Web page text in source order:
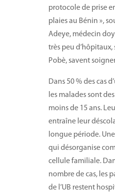
protocole de prise
plaies au Bénin »,
Adeye, médecin
très peu
Pobè, savent
Dans 50 % des cas
les malades sont
moins de 15 ans.
entraîne leur
longue période.
qui désorganise
cellule familiale.
nombre de cas, les
de l’UB restent